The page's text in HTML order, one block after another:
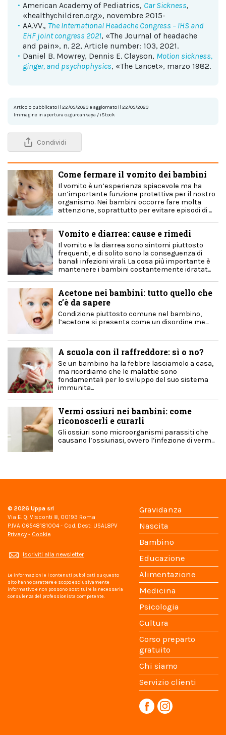
American Academy of Pediatrics, Car Sickness,
«healthychildren.org», novembre 2015-
AA.VV., The International Headache Congress – IHS and
EHF joint congress 2021, «The Journal of headache
and pain», n. 22, Article number: 103, 2021.
Daniel B. Mowrey, Dennis E. Clayson, Motion sickness,
ginger, and psychophysics, «The Lancet», marzo 1982.
Articolo pubblicato il 22/05/2023 e aggiornato il 22/05/2023
Immagine in apertura ozgurcankaya / iStock
Condividi
Come fermare il vomito dei bambini
Il vomito è un’esperienza spiacevole ma ha
un’importante funzione protettiva per il nostro
organismo. Nei bambini occorre fare molta
attenzione, soprattutto per evitare episodi di ...
Vomito e diarrea: cause e rimedi
Il vomito e la diarrea sono sintomi piuttosto
frequenti, e di solito sono la conseguenza di
banali infezioni virali. La cosa più importante è
mantenere i bambini costantemente idratat...
Acetone nei bambini: tutto quello che
c’è da sapere
Condizione piuttosto comune nel bambino,
l’acetone si presenta come un disordine me...
A scuola con il raffreddore: sì o no?
Se un bambino ha la febbre lasciamolo a casa,
ma ricordiamo che le malattie sono
fondamentali per lo sviluppo del suo sistema
immunita...
Vermi ossiuri nei bambini: come
riconoscerli e curarli
Gli ossiuri sono microorganismi parassiti che
causano l’ossiuriasi, ovvero l’infezione di verm...
© 2026 Uppa srl
Via E. Q. Visconti 8, 00193 Roma
P.IVA 06548181004 - Cod. Dest: USAL8PV
Privacy - Cookie
Iscriviti alla newsletter
Le informazioni e i contenuti pubblicati su questo
sito hanno carattere e scopo esclusivamente
informativo e non possono sostituire la necessaria
consulenza del professionista competente.
Gravidanza
Nascita
Bambino
Educazione
Alimentazione
Medicina
Psicologia
Cultura
Corso preparto
gratuito
Chi siamo
Servizio clienti